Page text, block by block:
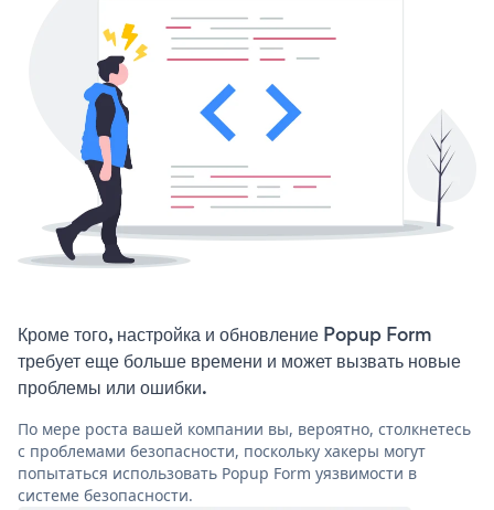
Кроме того, настройка и обновление Popup Form
требует еще больше времени и может вызвать новые
проблемы или ошибки.
По мере роста вашей компании вы, вероятно, столкнетесь
с проблемами безопасности, поскольку хакеры могут
попытаться использовать Popup Form уязвимости в
системе безопасности.